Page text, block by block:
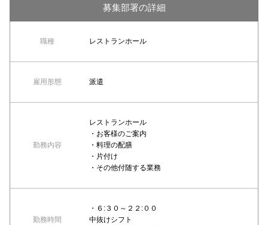
募集部署の詳細
職種 レストランホール
雇用形態 派遣
勤務内容
レストランホール
・お客様のご案内
・料理の配膳
・片付け
・その他付随する業務
勤務時間
・６:３０～２２:００
中抜けシフト